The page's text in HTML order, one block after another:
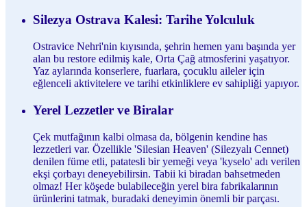
Silezya Ostrava Kalesi: Tarihe Yolculuk
Ostravice Nehri'nin kıyısında, şehrin hemen yanı başında yer
alan bu restore edilmiş kale, Orta Çağ atmosferini yaşatıyor.
Yaz aylarında konserlere, fuarlara, çocuklu aileler için
eğlenceli aktivitelere ve tarihi etkinliklere ev sahipliği yapıyor.
Yerel Lezzetler ve Biralar
Çek mutfağının kalbi olmasa da, bölgenin kendine has
lezzetleri var. Özellikle 'Silesian Heaven' (Silezyalı Cennet)
denilen füme etli, patatesli bir yemeği veya 'kyselo' adı verilen
ekşi çorbayı deneyebilirsin. Tabii ki biradan bahsetmeden
olmaz! Her köşede bulabileceğin yerel bira fabrikalarının
ürünlerini tatmak, buradaki deneyimin önemli bir parçası.